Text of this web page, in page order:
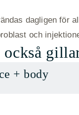
dagligen för
och
också
+ body